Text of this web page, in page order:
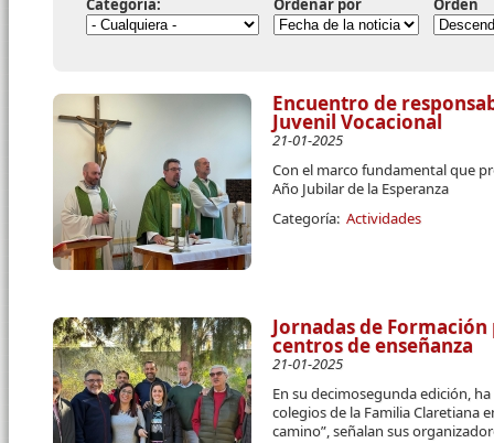
Encuentro de
Juvenil Vocacional
21-01-2025
Con el marco fundamental que
Año Jubilar de la Esperanza
Categoría: Actividades
Jornadas de
centros de enseñanza
21-01-2025
En su decimosegunda edición,
colegios de la Familia Claretiana
camino”, señalan sus